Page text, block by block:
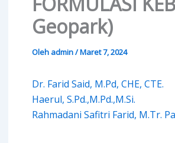
Geopark)
Oleh admin/Maret 7, 2024
Dr. Farid Said, M.Pd, CHE, CTE.
Haerul, S.Pd.,M.Pd.,M.Si.
Rahmadani Safitri Farid, M.Tr.